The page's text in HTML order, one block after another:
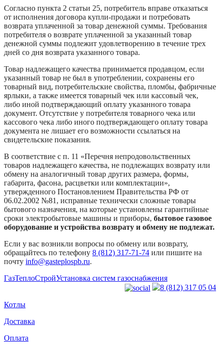
Согласно пункта 2 статьи 25, потребитель вправе отказаться
от исполнения договора купли-продажи и потребовать
возврата уплаченной за товар денежной суммы. Требования
потребителя о возврате уплаченной за указанный товар
денежной суммы подлежит удовлетворению в течение трех
дней со дня возврата указанного товара.
Товар надлежащего качества принимается продавцом, если
указанный товар не был в употреблении, сохранены его
товарный вид, потребительские свойства, пломбы, фабричные
ярлыки, а также имеется товарный чек или кассовый чек,
либо иной подтверждающий оплату указанного товара
документ. Отсутствие у потребителя товарного чека или
кассового чека либо иного подтверждающего оплату товара
документа не лишает его возможности ссылаться на
свидетельские показания.
В соответствие с п. 11 «Перечня непродовольственных
товаров надлежащего качества, не подлежащих возврату или
обмену на аналогичный товар других размера, формы,
габарита, фасона, расцветки или комплектации»,
утвержденного Постановлением Правительства РФ от
06.02.2002 №81, исправные технически сложные товары
бытового назначения, на которые установлены гарантийные
сроки электробытовые машины и приборы, бытовое газовое
оборудование и устройства возврату и обмену не подлежат.
Если у вас возникли вопросы по обмену или возврату,
обращайтесь по телефону 8 (812) 317-71-74 или пишите на
почту info@gasteplospb.ru.
ГазТеплоСтройУстановка систем газоснабжения
8 (812) 317 05 04
Котлы
Доставка
Оплата